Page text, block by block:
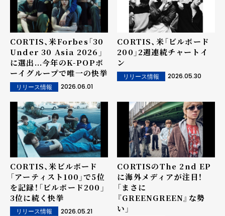
CORTIS、米Forbes「30
Under 30 Asia 2026」
に選出...今年のK-POPボ
ーイグループで唯一の快挙
リリース情報 2026.06.01
CORTIS、米「ビルボード
200」2週連続チャートイ
ン
リリース情報 2026.05.30
CORTIS、米ビルボード
「アーティスト100」で5位
を記録！「ビルボード200」
3位に続く快挙
リリース情報 2026.05.21
CORTISのThe 2nd EP
に海外メディアが注目！
「まさに
『GREENGREEN』な勢
い」